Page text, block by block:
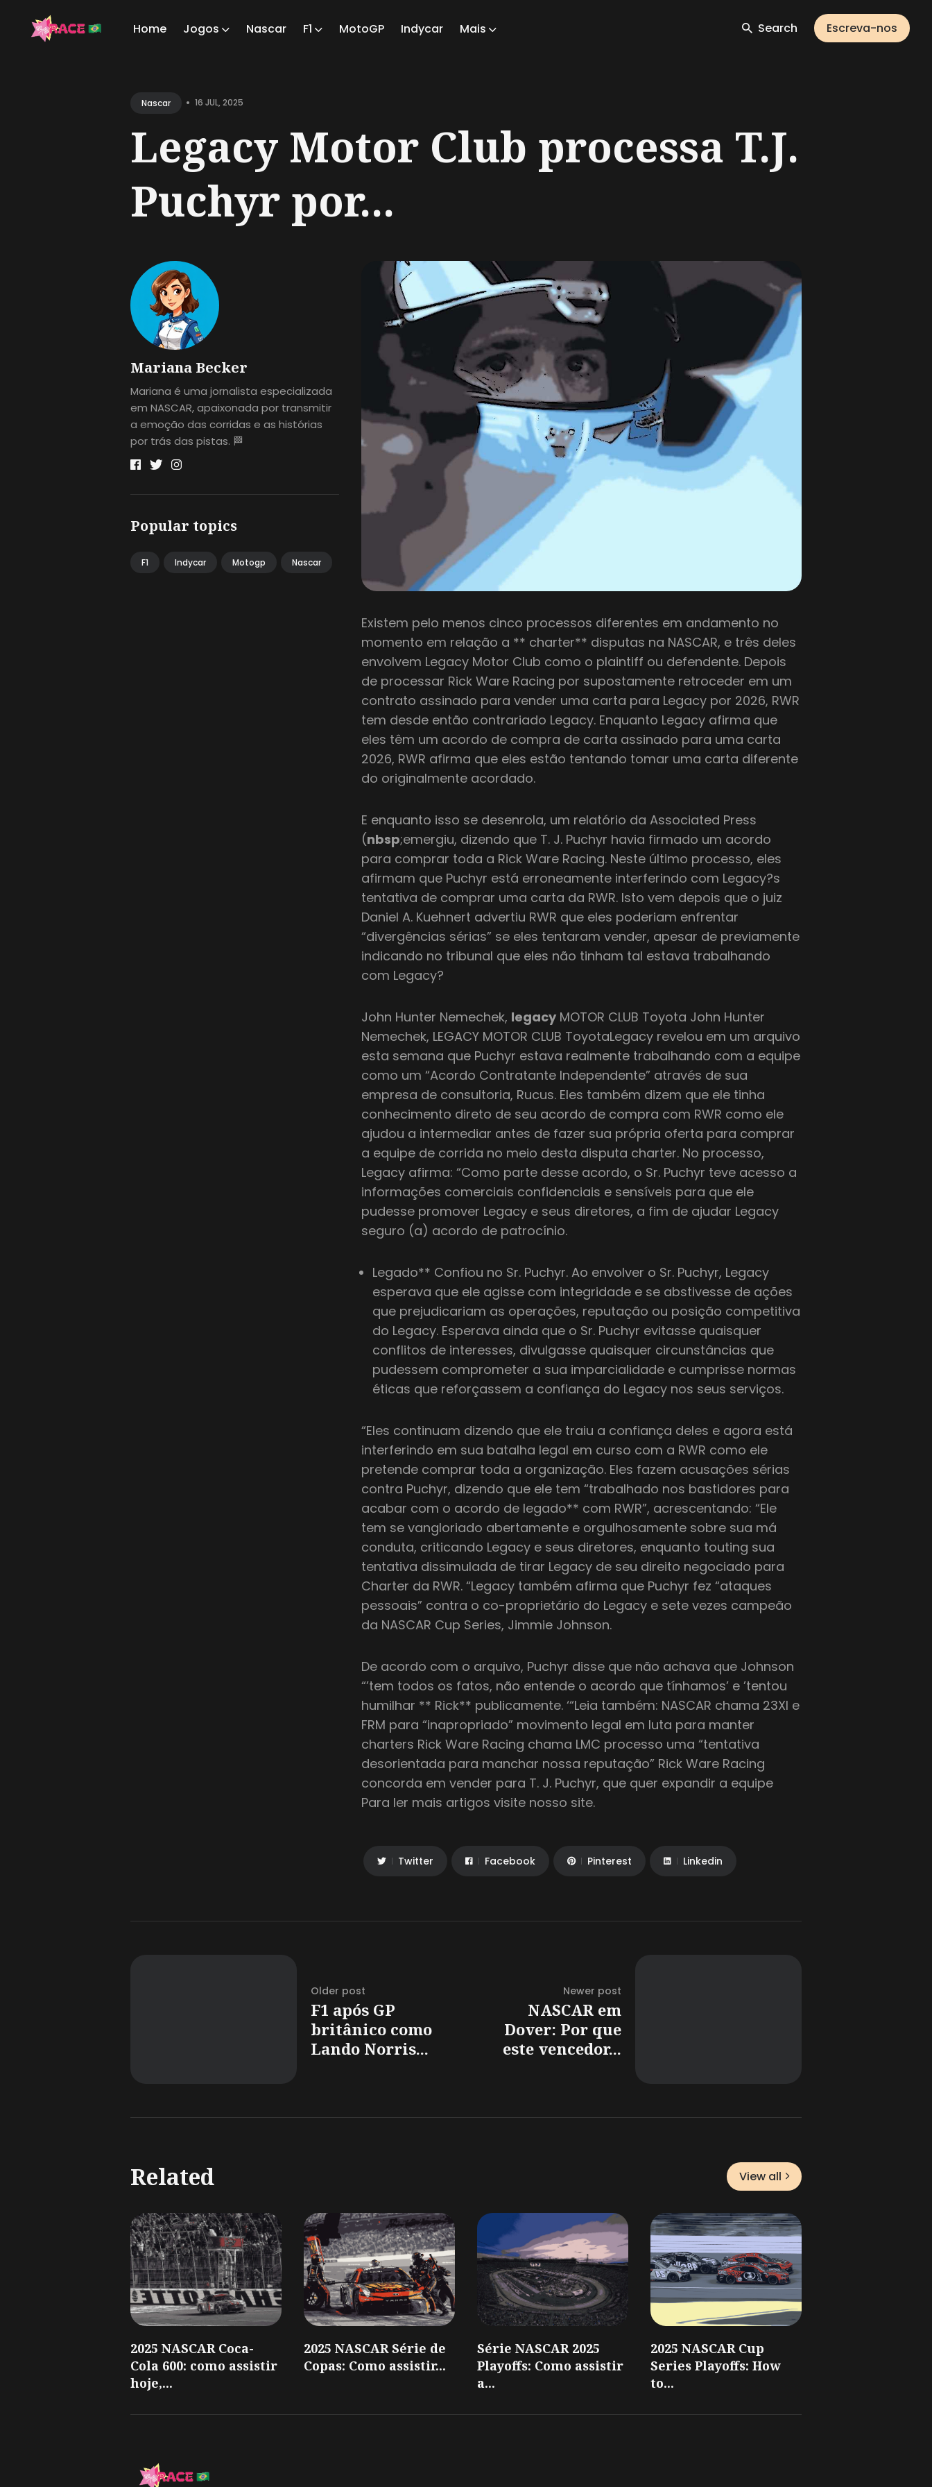
Home Jogos Nascar F1 MotoGP Indycar Mais Search Escreva-nos
Nascar • 16 JUL, 2025
Legacy Motor Club processa T.J.
Puchyr por...
Mariana Becker
Mariana é uma jornalista especializada
em NASCAR, apaixonada por transmitir
a emoção das corridas e as histórias
por trás das pistas. 🏁
Popular topics
F1 Indycar Motogp Nascar
Existem pelo menos cinco processos diferentes em andamento no
momento em relação a ** charter** disputas na NASCAR, e três deles
envolvem Legacy Motor Club como o plaintiff ou defendente. Depois
de processar Rick Ware Racing por supostamente retroceder em um
contrato assinado para vender uma carta para Legacy por 2026, RWR
tem desde então contrariado Legacy. Enquanto Legacy afirma que
eles têm um acordo de compra de carta assinado para uma carta
2026, RWR afirma que eles estão tentando tomar uma carta diferente
do originalmente acordado.
E enquanto isso se desenrola, um relatório da Associated Press
(nbsp;emergiu, dizendo que T. J. Puchyr havia firmado um acordo
para comprar toda a Rick Ware Racing. Neste último processo, eles
afirmam que Puchyr está erroneamente interferindo com Legacy?s
tentativa de comprar uma carta da RWR. Isto vem depois que o juiz
Daniel A. Kuehnert advertiu RWR que eles poderiam enfrentar
“divergências sérias” se eles tentaram vender, apesar de previamente
indicando no tribunal que eles não tinham tal estava trabalhando
com Legacy?
John Hunter Nemechek, legacy MOTOR CLUB Toyota John Hunter
Nemechek, LEGACY MOTOR CLUB ToyotaLegacy revelou em um arquivo
esta semana que Puchyr estava realmente trabalhando com a equipe
como um “Acordo Contratante Independente” através de sua
empresa de consultoria, Rucus. Eles também dizem que ele tinha
conhecimento direto de seu acordo de compra com RWR como ele
ajudou a intermediar antes de fazer sua própria oferta para comprar
a equipe de corrida no meio desta disputa charter. No processo,
Legacy afirma: “Como parte desse acordo, o Sr. Puchyr teve acesso a
informações comerciais confidenciais e sensíveis para que ele
pudesse promover Legacy e seus diretores, a fim de ajudar Legacy
seguro (a) acordo de patrocínio.
Legado** Confiou no Sr. Puchyr. Ao envolver o Sr. Puchyr, Legacy
esperava que ele agisse com integridade e se abstivesse de ações
que prejudicariam as operações, reputação ou posição competitiva
do Legacy. Esperava ainda que o Sr. Puchyr evitasse quaisquer
conflitos de interesses, divulgasse quaisquer circunstâncias que
pudessem comprometer a sua imparcialidade e cumprisse normas
éticas que reforçassem a confiança do Legacy nos seus serviços.
“Eles continuam dizendo que ele traiu a confiança deles e agora está
interferindo em sua batalha legal em curso com a RWR como ele
pretende comprar toda a organização. Eles fazem acusações sérias
contra Puchyr, dizendo que ele tem “trabalhado nos bastidores para
acabar com o acordo de legado** com RWR”, acrescentando: “Ele
tem se vangloriado abertamente e orgulhosamente sobre sua má
conduta, criticando Legacy e seus diretores, enquanto touting sua
tentativa dissimulada de tirar Legacy de seu direito negociado para
Charter da RWR. “Legacy também afirma que Puchyr fez “ataques
pessoais” contra o co-proprietário do Legacy e sete vezes campeão
da NASCAR Cup Series, Jimmie Johnson.
De acordo com o arquivo, Puchyr disse que não achava que Johnson
“’tem todos os fatos, não entende o acordo que tínhamos’ e ’tentou
humilhar ** Rick** publicamente. ‘“Leia também: NASCAR chama 23XI e
FRM para “inapropriado” movimento legal em luta para manter
charters Rick Ware Racing chama LMC processo uma “tentativa
desorientada para manchar nossa reputação” Rick Ware Racing
concorda em vender para T. J. Puchyr, que quer expandir a equipe
Para ler mais artigos visite nosso site.
Twitter Facebook Pinterest Linkedin
Older post
F1 após GP
britânico como
Lando Norris...
Newer post
NASCAR em
Dover: Por que
este vencedor...
Related View all
2025 NASCAR Coca-
Cola 600: como assistir
hoje,...
2025 NASCAR Série de
Copas: Como assistir...
Série NASCAR 2025
Playoffs: Como assistir
a...
2025 NASCAR Cup
Series Playoffs: How
to...